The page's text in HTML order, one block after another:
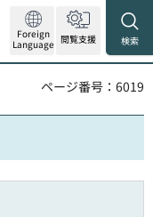
Foreign
Language 閲覧支援 検索
ページ番号：6019